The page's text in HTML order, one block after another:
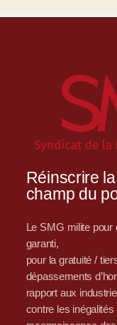
Réinscrire
champ du
Le SMG milite pour
garanti,
pour la gratuité /
dépassements
rapport aux
contre les